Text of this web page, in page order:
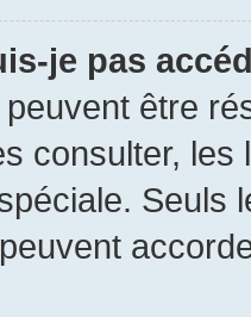
je pas
être
consulter,
Seuls